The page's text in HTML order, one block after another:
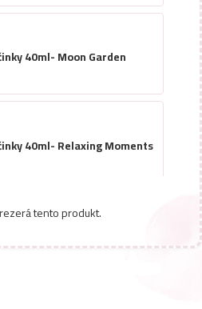
40ml- Moon Garden
40ml- Relaxing Moments
tento produkt.